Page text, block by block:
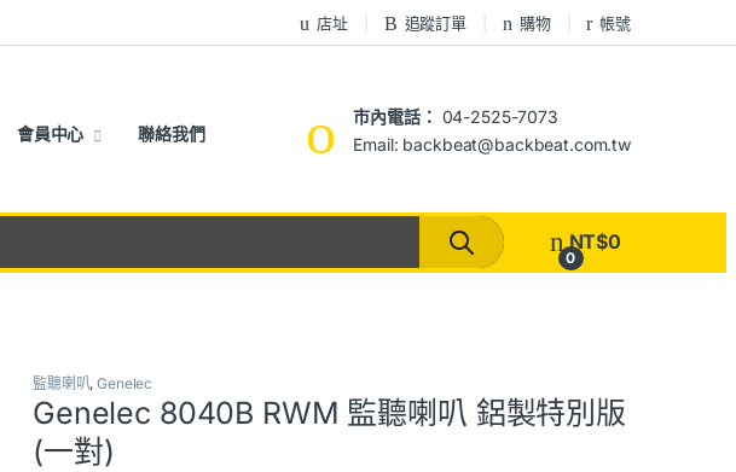
店址 追蹤訂單 購物 帳號
會員中心 聯絡我們
市內電話： 04-2525-7073
Email: backbeat@backbeat.com.tw
0
NT$0
監聽喇叭,Genelec
Genelec 8040B RWM 監聽喇叭 鋁製特別版
(一對)